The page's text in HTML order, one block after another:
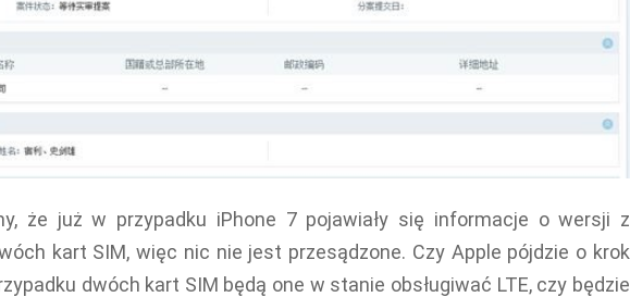
że już w przypadku iPhone 7 pojawiały się informacje o wersji z
kart SIM, więc nic nie jest przesądzone. Czy Apple pójdzie o krok
dwóch kart SIM będą one w stanie obsługiwać LTE, czy będzie